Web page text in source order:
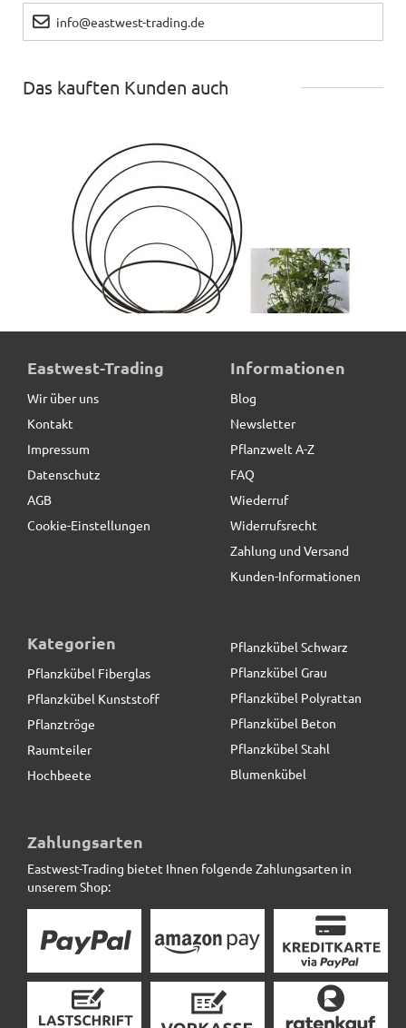
info@eastwest-trading.de
Das kauften Kunden auch
Rankgitter PORTO aus Cortenstahl, rostfarben
19,90 € *statt
19,50 € *
Eastwest-Trading
Wir über uns
Kontakt
Impressum
Datenschutz
AGB
Cookie-Einstellungen
Informationen
Blog
Newsletter
Pflanzwelt A-Z
FAQ
Wiederruf
Widerrufsrecht
Zahlung und Versand
Kunden-Informationen
Kategorien
Pflanzkübel Fiberglas
Pflanzkübel Kunststoff
Pflanztröge
Raumteiler
Hochbeete
Pflanzkübel Schwarz
Pflanzkübel Grau
Pflanzkübel Polyrattan
Pflanzkübel Beton
Pflanzkübel Stahl
Blumenkübel
Zahlungsarten
Eastwest-Trading bietet Ihnen folgende Zahlungsarten in
unserem Shop: